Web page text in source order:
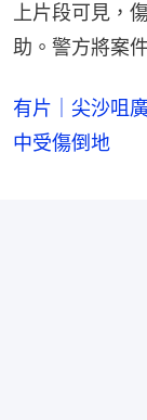
上片段可見，
助。警方將案
有片｜尖沙咀
中受傷倒地